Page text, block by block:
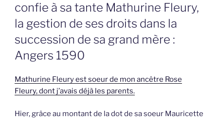
confie à sa tante Mathurine Fleury,
la gestion de ses droits dans la
succession de sa grand mère :
Angers 1590
Mathurine Fleury est soeur de mon ancêtre Rose
Fleury, dont j’avais déjà les parents.
Hier, grâce au montant de la dot de sa soeur Mauricette